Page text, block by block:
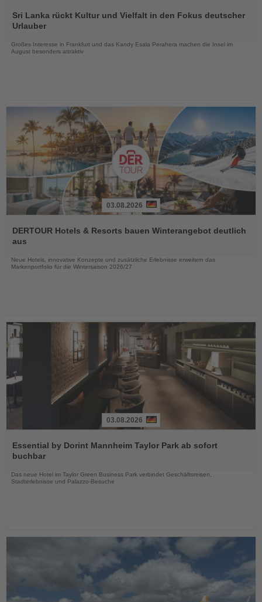
Sie
die
Sri Lanka rückt Kultur und Vielfalt in den Fokus deutscher
Urlauber
Großes Interesse in Frankfurt und das Kandy Esala Perahera machen die Insel im
August besonders attraktiv
Sie
die
03.08.2026
DERTOUR Hotels & Resorts bauen Winterangebot deutlich
aus
Neue Hotels, innovative Konzepte und zusätzliche Erlebnisse erweitern das
Markenportfolio für die Wintersaison 2026/27
Sie
die
03.08.2026
Essential by Dorint Mannheim Taylor Park ab sofort
buchbar
Das neue Hotel im Taylor Green Business Park verbindet Geschäftsreisen,
Stadterlebnisse und Palazzo-Besuche